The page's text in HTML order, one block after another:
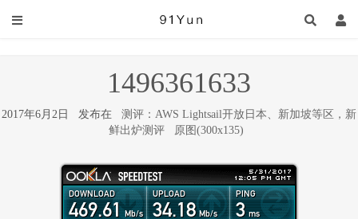
1496361633
2017年6月2日 发布在 测评：AWS Lightsail开放日本、新加坡等区，新
鲜出炉测评
原图(300x135)